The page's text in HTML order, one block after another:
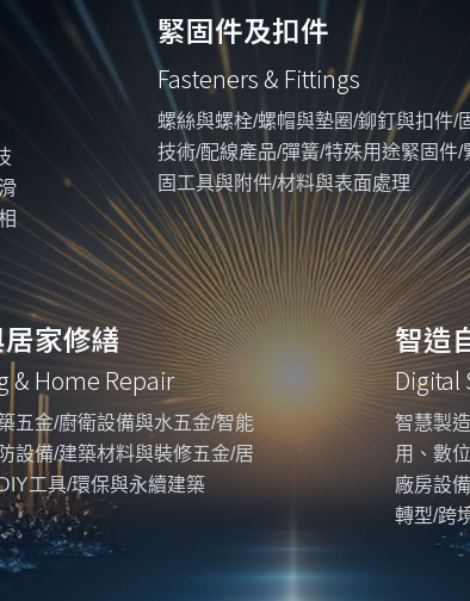
緊固件及扣件
Fasteners & Fittings
螺絲與螺栓/螺帽與墊圈/鉚釘與扣件/
技術/配線產品/彈簧/特殊用途緊固件/
固工具與附件/材料與表面處理
家修繕
& Home Repair
五金/廚衛設備與水五金/智能
設備/建築材料與裝修五金/居
工具/環保與永續建築
智造
Digital
智慧製
用、數
廠房設
轉型/跨